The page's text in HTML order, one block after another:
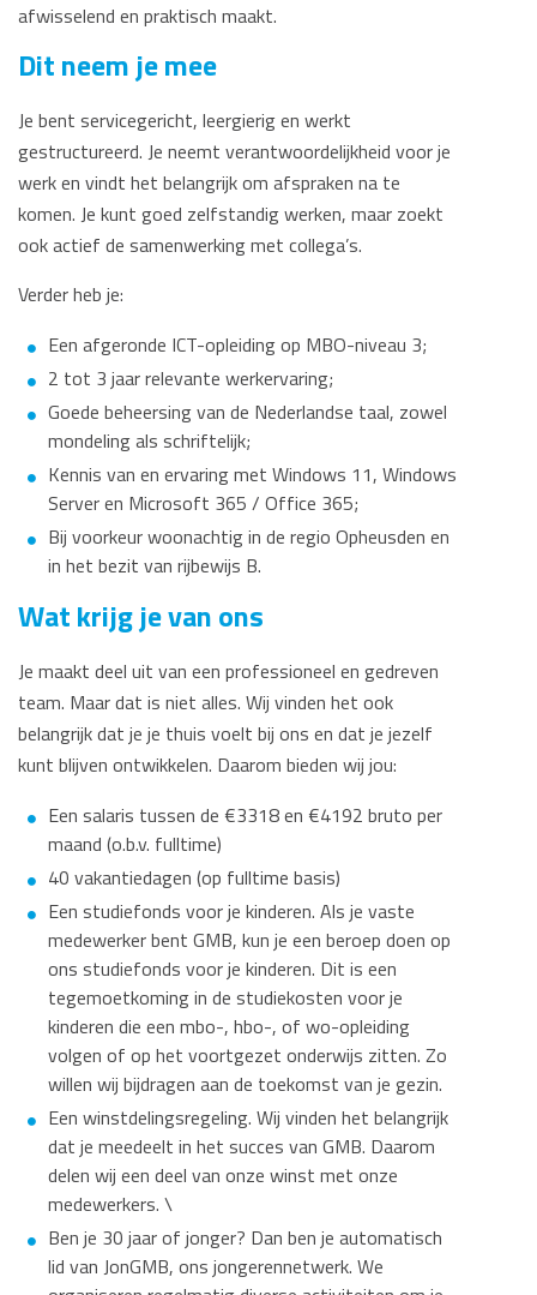
afwisselend en praktisch maakt.
Dit neem je mee
Je bent servicegericht, leergierig en werkt
gestructureerd. Je neemt verantwoordelijkheid voor je
werk en vindt het belangrijk om afspraken na te
komen. Je kunt goed zelfstandig werken, maar zoekt
ook actief de samenwerking met collega’s.
Verder heb je:
Een afgeronde ICT-opleiding op MBO-niveau 3;
2 tot 3 jaar relevante werkervaring;
Goede beheersing van de Nederlandse taal, zowel
mondeling als schriftelijk;
Kennis van en ervaring met Windows 11, Windows
Server en Microsoft 365 / Office 365;
Bij voorkeur woonachtig in de regio Opheusden en
in het bezit van rijbewijs B.
Wat krijg je van ons
Je maakt deel uit van een professioneel en gedreven
team. Maar dat is niet alles. Wij vinden het ook
belangrijk dat je je thuis voelt bij ons en dat je jezelf
kunt blijven ontwikkelen. Daarom bieden wij jou:
Een salaris tussen de €3318 en €4192 bruto per
maand (o.b.v. fulltime)
40 vakantiedagen (op fulltime basis)
Een studiefonds voor je kinderen. Als je vaste
medewerker bent GMB, kun je een beroep doen op
ons studiefonds voor je kinderen. Dit is een
tegemoetkoming in de studiekosten voor je
kinderen die een mbo-, hbo-, of wo-opleiding
volgen of op het voortgezet onderwijs zitten. Zo
willen wij bijdragen aan de toekomst van je gezin.
Een winstdelingsregeling. Wij vinden het belangrijk
dat je meedeelt in het succes van GMB. Daarom
delen wij een deel van onze winst met onze
medewerkers. \
Ben je 30 jaar of jonger? Dan ben je automatisch
lid van JonGMB, ons jongerennetwerk. We